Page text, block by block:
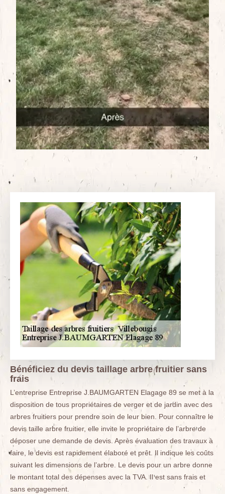
Bénéficiez du devis taillage arbre fruitier sans
frais
L’entreprise Entreprise J.BAUMGARTEN Elagage 89 se met à la
disposition de tous propriétaires de verger et de jardin avec des
arbres fruitiers pour prendre soin de leur bien. Pour connaître le
devis taille arbre fruitier, elle invite le propriétaire de l’arbre de
déposer une demande de devis. Après évaluation des travaux à
faire, le devis est rapidement élaboré et prêt. Il indique les coûts
suivant les dimensions de l’arbre. Le devis pour un arbre donne
le montant total des dépenses avec la TVA. Il est sans frais et
sans engagement.